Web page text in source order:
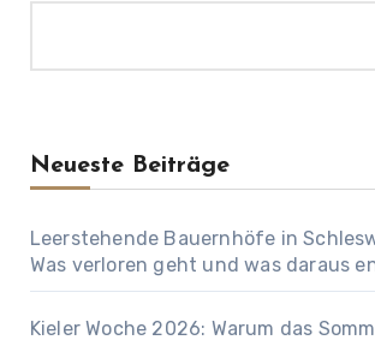
Neueste Beiträge
Leerstehende Bauernhöfe in
Was verloren geht und was daraus
Kieler Woche 2026: Warum das